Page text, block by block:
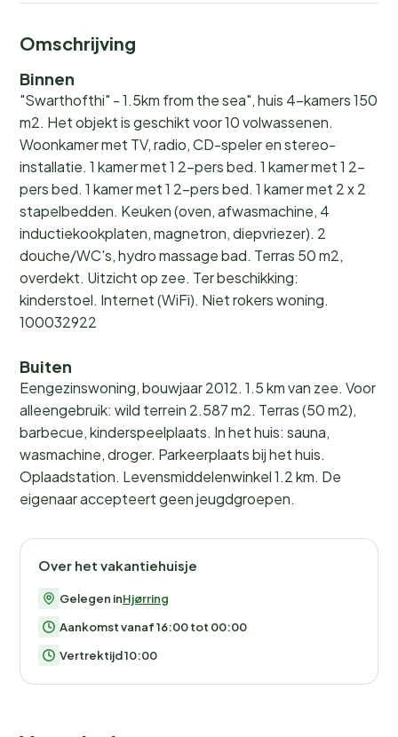
Omschrijving
Binnen
"Swarthofthi" - 1.5km from the sea", huis 4-kamers 150
m2. Het objekt is geschikt voor 10 volwassenen.
Woonkamer met TV, radio, CD-speler en stereo-
installatie. 1 kamer met 1 2-pers bed. 1 kamer met 1 2-
pers bed. 1 kamer met 1 2-pers bed. 1 kamer met 2 x 2
stapelbedden. Keuken (oven, afwasmachine, 4
inductiekookplaten, magnetron, diepvriezer). 2
douche/WC's, hydro massage bad. Terras 50 m2,
overdekt. Uitzicht op zee. Ter beschikking:
kinderstoel. Internet (WiFi). Niet rokers woning.
100032922
Buiten
Eengezinswoning, bouwjaar 2012. 1.5 km van zee. Voor
alleengebruik: wild terrein 2.587 m2. Terras (50 m2),
barbecue, kinderspeelplaats. In het huis: sauna,
wasmachine, droger. Parkeerplaats bij het huis.
Oplaadstation. Levensmiddelenwinkel 1.2 km. De
eigenaar accepteert geen jeugdgroepen.
Over het vakantiehuisje
Gelegen inHjørring
Aankomst vanaf 16:00 tot 00:00
Vertrektijd 10:00